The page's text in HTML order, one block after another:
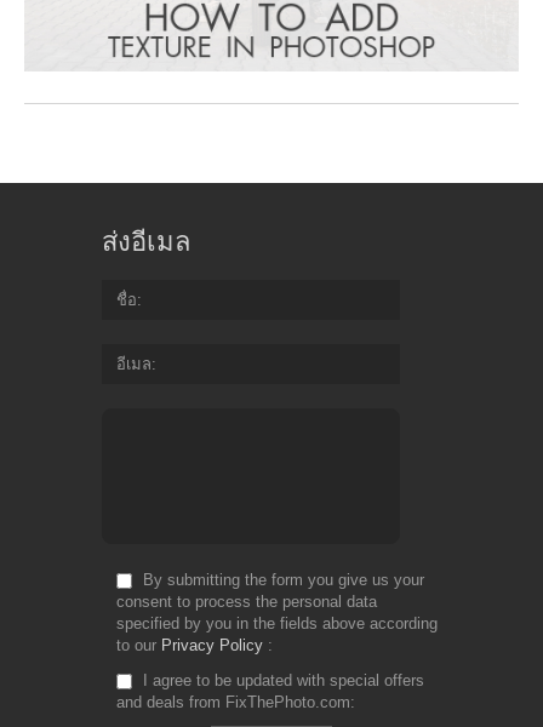
ส่งอีเมล
ชื่อ
อีเมล
By submitting the form you give us your
consent to process the personal data
specified by you in the fields above according
to our Privacy Policy
I agree to be updated with special offers
and deals from FixThePhoto.com